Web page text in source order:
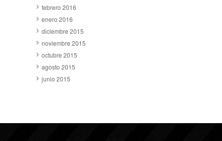
febrero 2016
enero 2016
diciembre 2015
noviembre 2015
octubre 2015
agosto 2015
junio 2015